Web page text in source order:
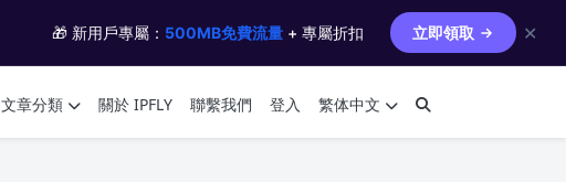
🎁 新用戶專屬： 500MB免費流量 + 專屬折扣 立即領取 ✕
文章分類 關於 IPFLY 聯繫我們 登入 繁体中文